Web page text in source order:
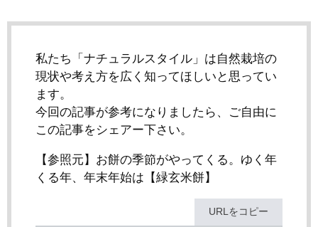
私たち「ナチュラルスタイル」は自然栽培の
現状や考え方を広く知ってほしいと思ってい
ます。
今回の記事が参考になりましたら、ご自由に
この記事をシェアー下さい。
【参照元】お餅の季節がやってくる。ゆく年
くる年、年末年始は【緑玄米餅】
URLをコピー